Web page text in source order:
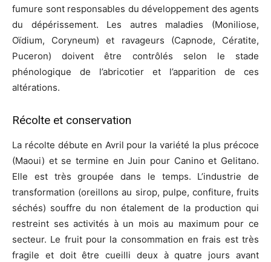
fumure sont responsables du développement des agents
du dépérissement. Les autres maladies (Moniliose,
Oïdium, Coryneum) et ravageurs (Capnode, Cératite,
Puceron) doivent être contrôlés selon le stade
phénologique de l’abricotier et l’apparition de ces
altérations.
Récolte et conservation
La récolte débute en Avril pour la variété la plus précoce
(Maoui) et se termine en Juin pour Canino et Gelitano.
Elle est très groupée dans le temps. L’industrie de
transformation (oreillons au sirop, pulpe, confiture, fruits
séchés) souffre du non étalement de la production qui
restreint ses activités à un mois au maximum pour ce
secteur. Le fruit pour la consommation en frais est très
fragile et doit être cueilli deux à quatre jours avant